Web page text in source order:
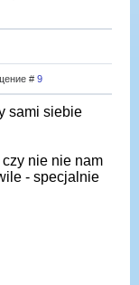
# 9
sami siebie
nie nie nam
- specjalnie